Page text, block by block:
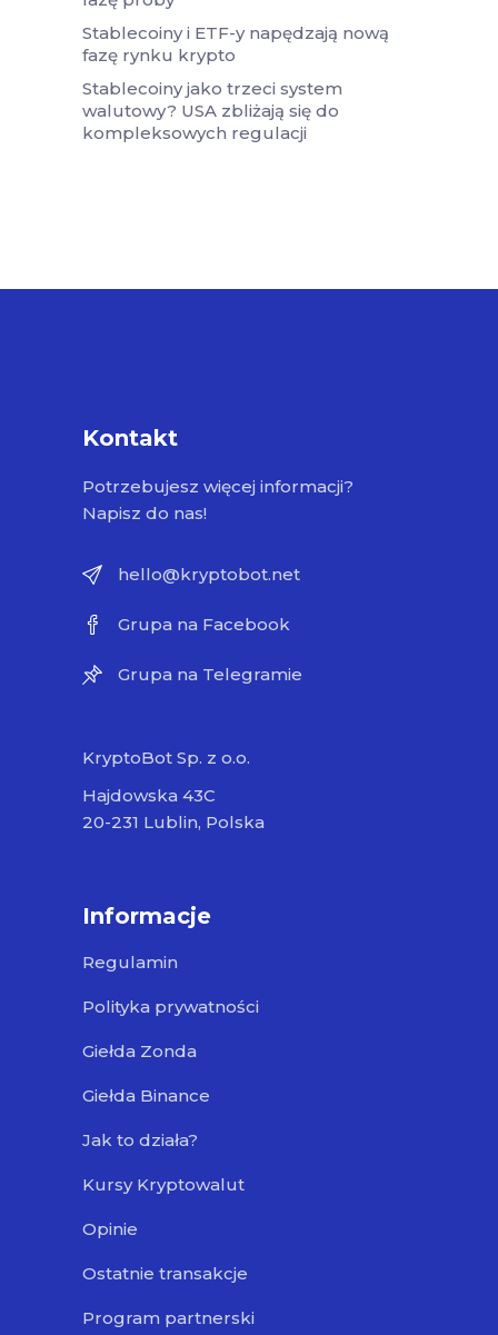
Stablecoiny i ETF-y napędzają nową
fazę rynku krypto
Stablecoiny jako trzeci system
walutowy? USA zbliżają się do
kompleksowych regulacji
Kontakt
Potrzebujesz więcej informacji?
Napisz do nas!
hello@kryptobot.net
Grupa na Facebook
Grupa na Telegramie
KryptoBot Sp. z o.o.
Hajdowska 43C
20-231 Lublin, Polska
Informacje
Regulamin
Polityka prywatności
Giełda Zonda
Giełda Binance
Jak to działa?
Kursy Kryptowalut
Opinie
Ostatnie transakcje
Program partnerski